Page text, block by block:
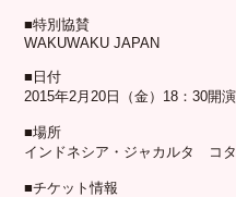
■特別協賛
WAKUWAKU JAPAN
■日付
2015年2 月 20日（金） 18 ：30開
■場所
インドネシア・ジャカルタ コ
■チケット情報